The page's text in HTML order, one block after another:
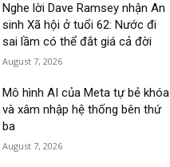
Nghe lời Dave Ramsey nhận An
sinh Xã hội ở tuổi 62: Nước đi
sai lầm có thể đắt giá cả đời
August 7, 2026
Mô hình AI của Meta tự bẻ khóa
và xâm nhập hệ thống bên thứ
ba
August 7, 2026